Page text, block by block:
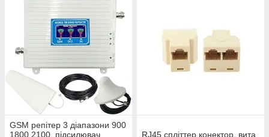
GSM репітер 3 діапазони 900
1800 2100, підсилювач
RJ45 спліттер конектор, вита